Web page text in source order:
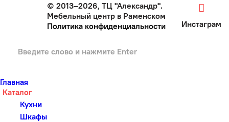
© 2013–2026, ТЦ "Александр".
Мебельный центр в Раменском
Политика конфиденциальности
Инстаграм
Главная
Каталог
Кухни
Шкафы